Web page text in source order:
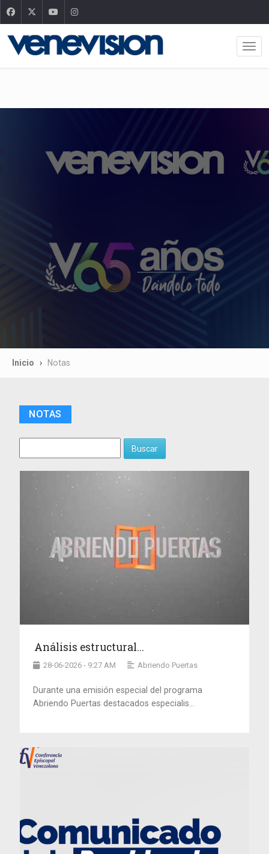
Inicio Notas
NOTAS
Buscar
Análisis estructural...
28-06-2026 - 9:27 AM Abriendo Puertas
Durante una emisión especial del programa
Abriendo Puertas destacados especialis...